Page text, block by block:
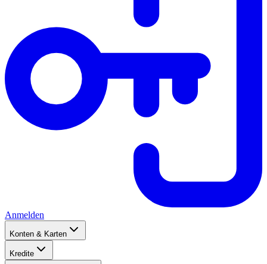
Anmelden
Konten & Karten
Kredite